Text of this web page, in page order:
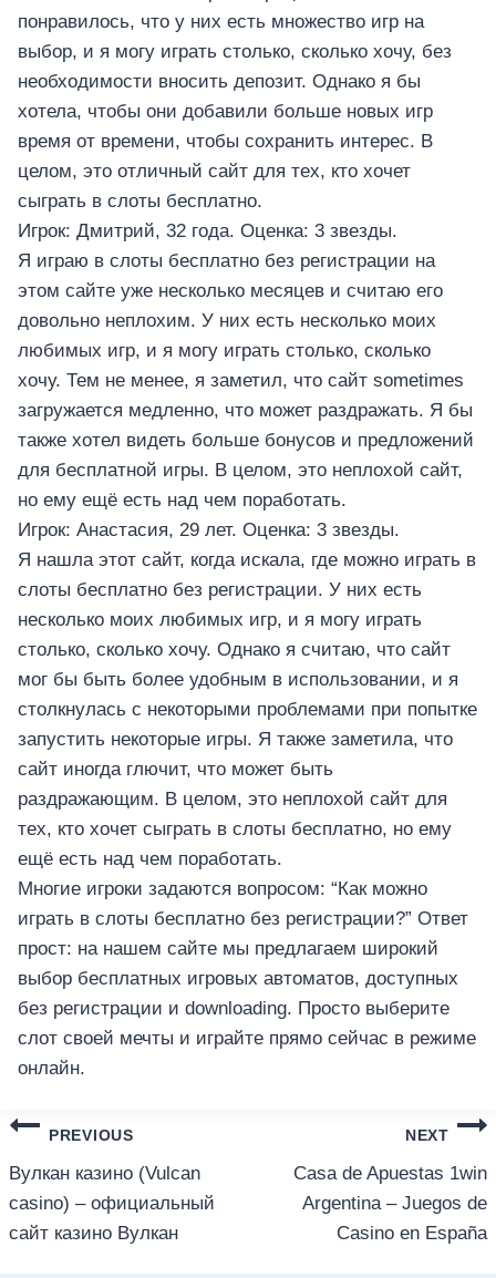
อุปกรณ์เพื่อความบันเทิง
อุปกรณ์เพื่อความบันเทิง
หูฟัง
ลำโพง
โทรทัศน์
สินค้าตามแบรนด์
понравилось, что у них есть множество игр на
выбор, и я могу играть столько, сколько хочу, без
необходимости вносить депозит. Однако я бы
хотела, чтобы они добавили больше новых игр
время от времени, чтобы сохранить интерес. В
целом, это отличный сайт для тех, кто хочет
сыграть в слоты бесплатно.
Игрок: Дмитрий, 32 года. Оценка: 3 звезды.
Я играю в слоты бесплатно без регистрации на
этом сайте уже несколько месяцев и считаю его
довольно неплохим. У них есть несколько моих
любимых игр, и я могу играть столько, сколько
хочу. Тем не менее, я заметил, что сайт sometimes
загружается медленно, что может раздражать. Я бы
также хотел видеть больше бонусов и предложений
для бесплатной игры. В целом, это неплохой сайт,
но ему ещё есть над чем поработать.
Игрок: Анастасия, 29 лет. Оценка: 3 звезды.
Я нашла этот сайт, когда искала, где можно играть в
слоты бесплатно без регистрации. У них есть
несколько моих любимых игр, и я могу играть
столько, сколько хочу. Однако я считаю, что сайт
мог бы быть более удобным в использовании, и я
столкнулась с некоторыми проблемами при попытке
запустить некоторые игры. Я также заметила, что
сайт иногда глючит, что может быть
раздражающим. В целом, это неплохой сайт для
тех, кто хочет сыграть в слоты бесплатно, но ему
ещё есть над чем поработать.
Многие игроки задаются вопросом: “Как можно
играть в слоты бесплатно без регистрации?” Ответ
прост: на нашем сайте мы предлагаем широкий
выбор бесплатных игровых автоматов, доступных
без регистрации и downloading. Просто выберите
слот своей мечты и играйте прямо сейчас в режиме
онлайн.
แนะแนว
เรื่อง
PREVIOUS
Вулкан казино (Vulcan
casino) – официальный
сайт казино Вулкан
NEXT
Casa de Apuestas 1win
Argentina – Juegos de
Casino en España